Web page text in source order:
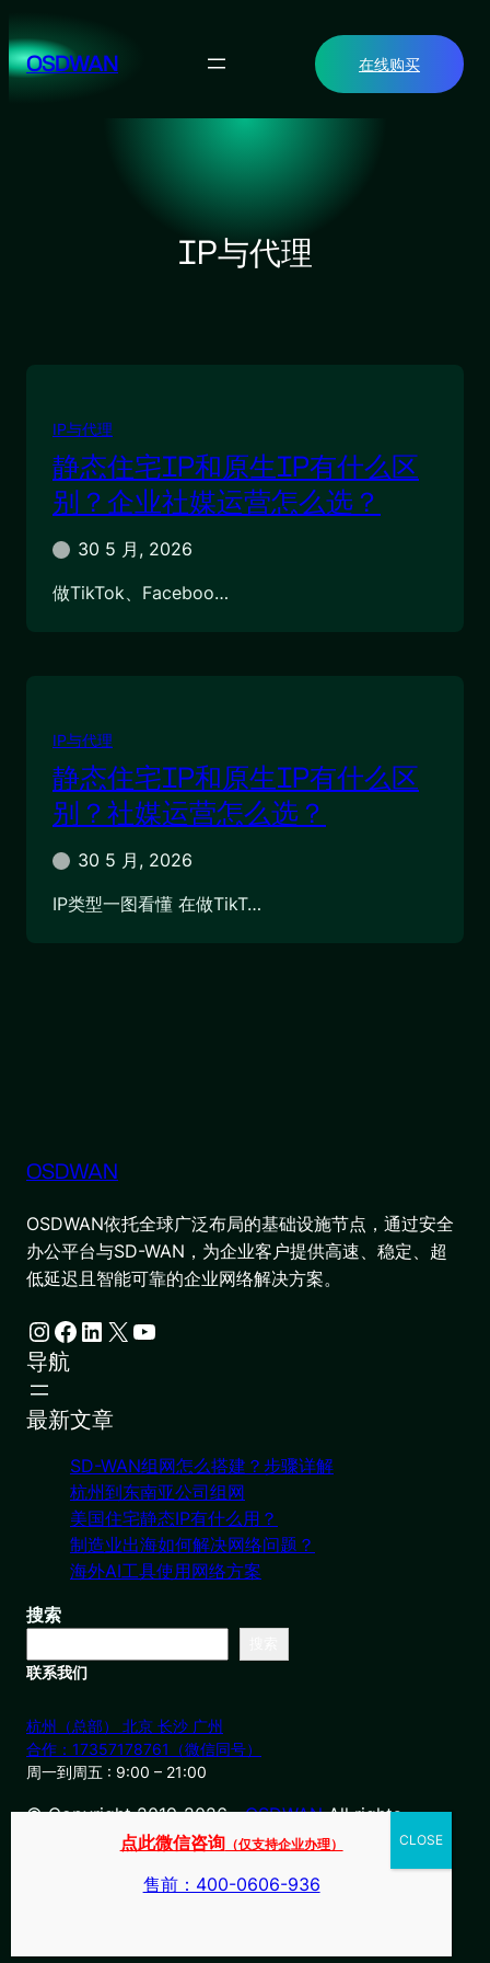
至
内OSDWAN 在线购买
IP与代理
IP与代理
静态住宅IP和原生IP有什么区
别？企业社媒运营怎么选？
30 5 月, 2026
做TikTok、Faceboo…
IP与代理
静态住宅IP和原生IP有什么区
别？社媒运营怎么选？
30 5 月, 2026
IP类型一图看懂 在做TikT…
OSDWAN
OSDWAN依托全球广泛布局的基础设施节点，通过安全
办公平台与SD-WAN，为企业客户提供高速、稳定、超
低延迟且智能可靠的企业网络解决方案。
Instagram Facebook LinkedIn X YouTube
导航
最新文章
SD-WAN组网怎么搭建？步骤详解
杭州到东南亚公司组网
美国住宅静态IP有什么用？
制造业出海如何解决网络问题？
海外AI工具使用网络方案
搜索
联系我们
杭州（总部） 北京 长沙 广州
合作：17357178761（微信同号）
周一到周五 : 9:00 – 21:00
© Copyright 2019-2026・OSDWANAll rights
点此微信咨询 （仅支持企业办理）
售前：400-0606-936